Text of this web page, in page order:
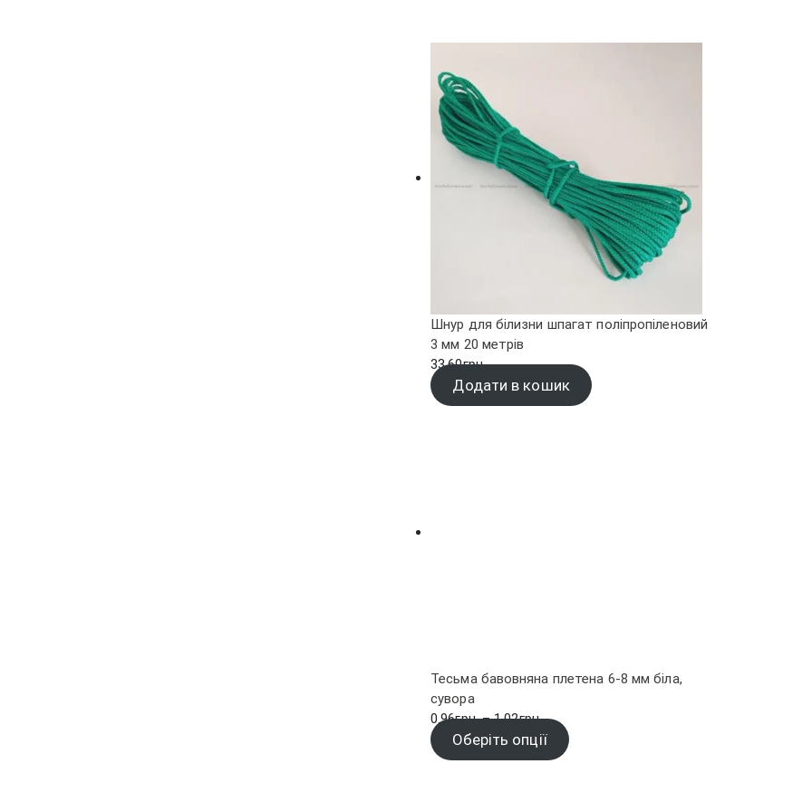
Шнур для білизни шпагат поліпропіленовий
3 мм 20 метрів
33.60грн.
Додати в кошик
Тесьма бавовняна плетена 6-8 мм біла,
сувора
0.96грн. – 1.02грн.Діапазон
цін:
від
Оберіть опції